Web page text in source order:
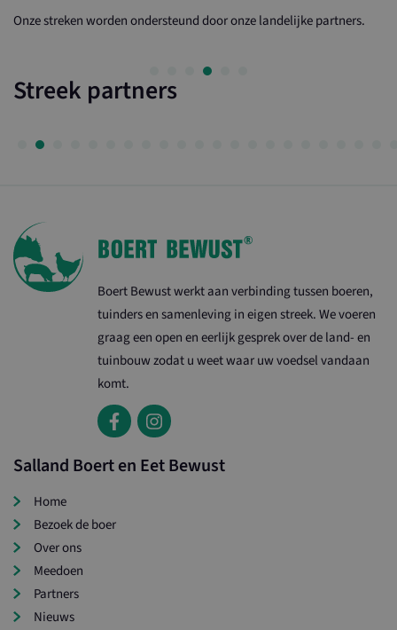
Onze streken worden ondersteund door onze landelijke partners.
Streek partners
Boert Bewust werkt aan verbinding tussen boeren,
tuinders en samenleving in eigen streek. We voeren
graag een open en eerlijk gesprek over de land- en
tuinbouw zodat u weet waar uw voedsel vandaan
komt.
Salland Boert en Eet Bewust
Home
Bezoek de boer
Over ons
Meedoen
Partners
Nieuws